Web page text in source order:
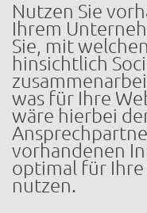
Nutzen Sie
Ihrem
Sie, mit
hinsichtlich
was für Ihre
wäre hierbei
vorhandenen
optimal für
nutzen.